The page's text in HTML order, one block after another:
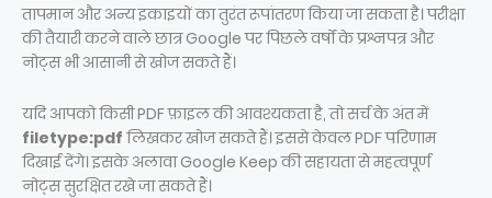
तापमान और अन्य इकाइयों का तुरंत रूपांतरण किया जा सकता है। परीक्षा
की तैयारी करने वाले छात्र Google पर पिछले वर्षों के प्रश्नपत्र और
नोट्स भी आसानी से खोज सकते हैं।
यदि आपको किसी PDF फ़ाइल की आवश्यकता है, तो सर्च के अंत में
filetype:pdf लिखकर खोज सकते हैं। इससे केवल PDF परिणाम
दिखाई देंगे। इसके अलावा Google Keep की सहायता से महत्वपूर्ण
नोट्स सुरक्षित रखे जा सकते हैं।